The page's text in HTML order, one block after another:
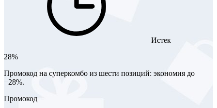
Истек
28%
Промокод на суперкомбо из шести позиций: экономия до
−28%.
Промокод